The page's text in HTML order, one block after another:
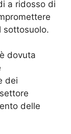
a ridosso di
sottosuolo.
dovuta
dei
delle